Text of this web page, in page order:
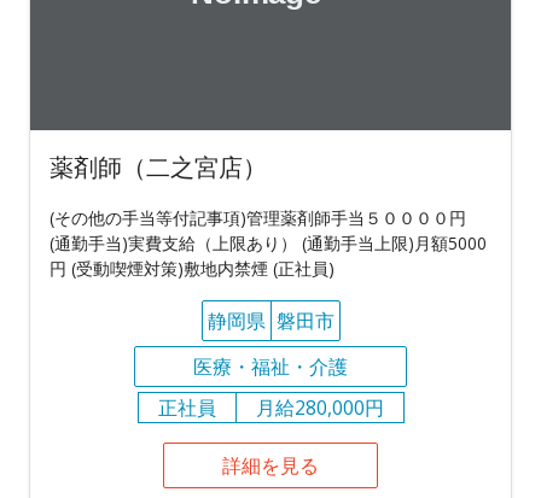
薬剤師（二之宮店）
(その他の手当等付記事項)管理薬剤師手当５００００円
(通勤手当)実費支給（上限あり） (通勤手当上限)月額5000
円 (受動喫煙対策)敷地内禁煙 (正社員)
静岡県 磐田市
医療・福祉・介護
正社員
月給280,000円
詳細を見る